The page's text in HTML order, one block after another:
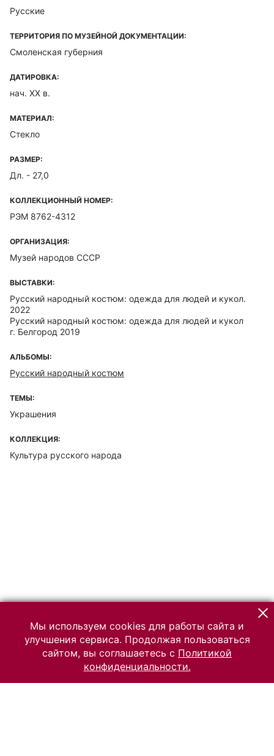
Русские
ТЕРРИТОРИЯ ПО МУЗЕЙНОЙ ДОКУМЕНТАЦИИ:
Смоленская губерния
ДАТИРОВКА:
нач. XX в.
МАТЕРИАЛ:
Стекло
РАЗМЕР:
Дл. - 27,0
КОЛЛЕКЦИОННЫЙ НОМЕР:
РЭМ 8762-4312
ОРГАНИЗАЦИЯ:
Музей народов СССР
ВЫСТАВКИ:
Русский народный костюм: одежда для людей и кукол.
2022
Русский народный костюм: одежда для людей и кукол
г. Белгород 2019
АЛЬБОМЫ:
Русский народный костюм
ТЕМЫ:
Украшения
КОЛЛЕКЦИЯ:
Культура русского народа
Мы используем cookies для работы сайта и
улучшения сервиса. Продолжая пользоваться
сайтом, вы соглашаетесь с Политикой
конфиденциальности.